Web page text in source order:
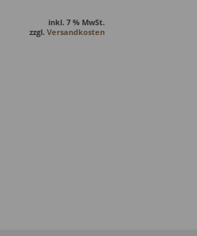
inkl. 7 % MwSt.
zzgl. Versandkosten